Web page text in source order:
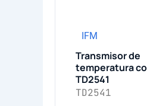
IFM
Transmisor de
temperatura
TD2541
TD2541